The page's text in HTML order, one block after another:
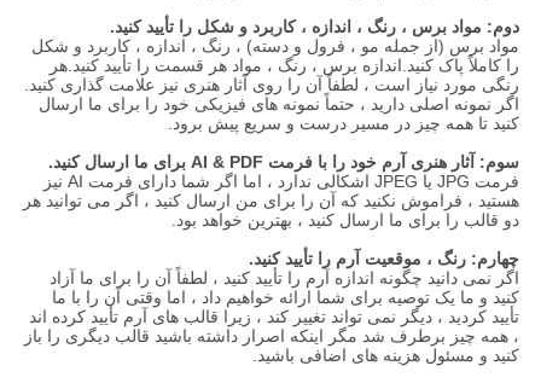
دوم: مواد برس ، رنگ ، اندازه ، کاربرد و شکل را تأیید کنید.
مواد برس (از جمله مو ، فرول و دسته) ، رنگ ، اندازه ، کاربرد و شکل
را کاملاً پاک کنید.اندازه برس ، رنگ ، مواد هر قسمت را تأیید کنید.هر
رنگی مورد نیاز است ، لطفاً آن را روی آثار هنری نیز علامت گذاری کنید.
اگر نمونه اصلی دارید ، حتماً نمونه های فیزیکی خود را برای ما ارسال
کنید تا همه چیز در مسیر درست و سریع پیش برود.
سوم: آثار هنری آرم خود را با فرمت AI & PDF برای ما ارسال کنید.
فرمت JPG یا JPEG اشکالی ندارد ، اما اگر شما دارای فرمت AI نیز
هستید ، فراموش نکنید که آن را برای من ارسال کنید ، اگر می توانید هر
دو قالب را برای ما ارسال کنید ، بهترین خواهد بود.
چهارم: رنگ ، موقعیت آرم را تأیید کنید.
اگر نمی دانید چگونه اندازه آرم را تأیید کنید ، لطفاً آن را برای ما آزاد
کنید و ما یک توصیه برای شما ارائه خواهیم داد ، اما وقتی آن را با ما
تأیید کردید ، دیگر نمی تواند تغییر کند ، زیرا قالب های آرم تأیید کرده اند
، همه چیز برطرف شد مگر اینکه اصرار داشته باشید قالب دیگری را باز
کنید و مسئول هزینه های اضافی باشید.